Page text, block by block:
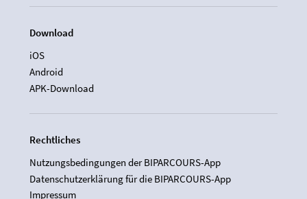
Download
iOS
Android
APK-Download
Rechtliches
Nutzungsbedingungen der BIPARCOURS-App
Datenschutzerklärung für die BIPARCOURS-App
Impressum